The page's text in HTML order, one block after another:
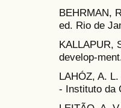
BEHRMAN,
ed. Rio de
KALLAPUR,
develop-
LAHÓZ, A.
- Instituto da